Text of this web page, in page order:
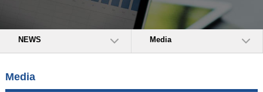
NEWS Media
Media